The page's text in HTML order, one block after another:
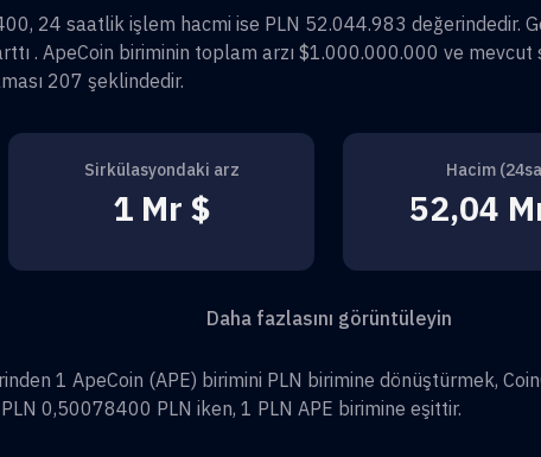
, 24 saatlik işlem hacmi ise PLN 52.044.983 değerindedir.
. ApeCoin biriminin toplam arzı $1.000.000.000 ve mevcut
207 şeklindedir.
Sirkülasyondaki arz
1 Mr $
Hacim
52,04
Daha fazlasını görüntüleyin
1 ApeCoin (APE) birimini PLN birimine dönüştürmek,
PLN 0,50078400 PLN iken, 1 PLN APE birimine eşittir.